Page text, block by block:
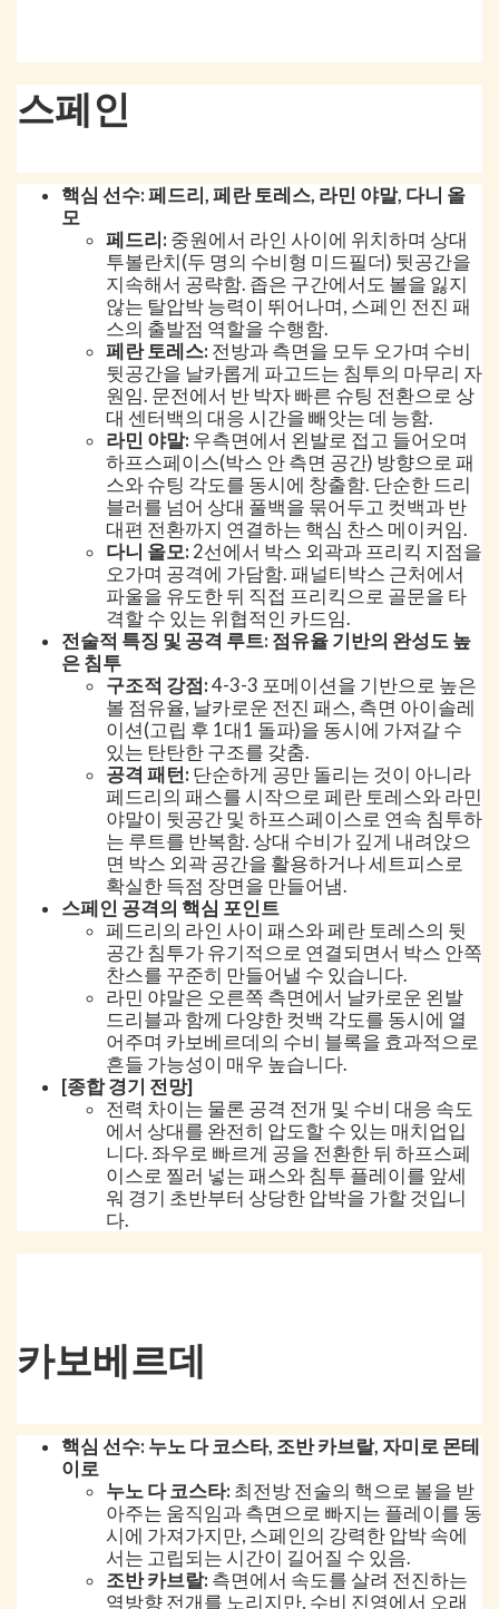
스페인
핵심 선수: 페드리, 페란 토레스, 라민 야말, 다니 올
모
페드리: 중원에서 라인 사이에 위치하며 상대
투볼란치(두 명의 수비형 미드필더) 뒷공간을
지속해서 공략함. 좁은 구간에서도 볼을 잃지
않는 탈압박 능력이 뛰어나며, 스페인 전진 패
스의 출발점 역할을 수행함.
페란 토레스: 전방과 측면을 모두 오가며 수비
뒷공간을 날카롭게 파고드는 침투의 마무리 자
원임. 문전에서 반 박자 빠른 슈팅 전환으로 상
대 센터백의 대응 시간을 빼앗는 데 능함.
라민 야말: 우측면에서 왼발로 접고 들어오며
하프스페이스(박스 안 측면 공간) 방향으로 패
스와 슈팅 각도를 동시에 창출함. 단순한 드리
블러를 넘어 상대 풀백을 묶어두고 컷백과 반
대편 전환까지 연결하는 핵심 찬스 메이커임.
다니 올모: 2선에서 박스 외곽과 프리킥 지점을
오가며 공격에 가담함. 패널티박스 근처에서
파울을 유도한 뒤 직접 프리킥으로 골문을 타
격할 수 있는 위협적인 카드임.
전술적 특징 및 공격 루트: 점유율 기반의 완성도 높
은 침투
구조적 강점: 4-3-3 포메이션을 기반으로 높은
볼 점유율, 날카로운 전진 패스, 측면 아이솔레
이션(고립 후 1대1 돌파)을 동시에 가져갈 수
있는 탄탄한 구조를 갖춤.
공격 패턴: 단순하게 공만 돌리는 것이 아니라
페드리의 패스를 시작으로 페란 토레스와 라민
야말이 뒷공간 및 하프스페이스로 연속 침투하
는 루트를 반복함. 상대 수비가 깊게 내려앉으
면 박스 외곽 공간을 활용하거나 세트피스로
확실한 득점 장면을 만들어냄.
스페인 공격의 핵심 포인트
페드리의 라인 사이 패스와 페란 토레스의 뒷
공간 침투가 유기적으로 연결되면서 박스 안쪽
찬스를 꾸준히 만들어낼 수 있습니다.
라민 야말은 오른쪽 측면에서 날카로운 왼발
드리블과 함께 다양한 컷백 각도를 동시에 열
어주며 카보베르데의 수비 블록을 효과적으로
흔들 가능성이 매우 높습니다.
[종합 경기 전망]
전력 차이는 물론 공격 전개 및 수비 대응 속도
에서 상대를 완전히 압도할 수 있는 매치업입
니다. 좌우로 빠르게 공을 전환한 뒤 하프스페
이스로 찔러 넣는 패스와 침투 플레이를 앞세
워 경기 초반부터 상당한 압박을 가할 것입니
다.
카보베르데
핵심 선수: 누노 다 코스타, 조반 카브랄, 자미로 몬테
이로
누노 다 코스타: 최전방 전술의 핵으로 볼을 받
아주는 움직임과 측면으로 빠지는 플레이를 동
시에 가져가지만, 스페인의 강력한 압박 속에
서는 고립되는 시간이 길어질 수 있음.
조반 카브랄: 측면에서 속도를 살려 전진하는
역방향 전개를 노리지만, 수비 진영에서 오래